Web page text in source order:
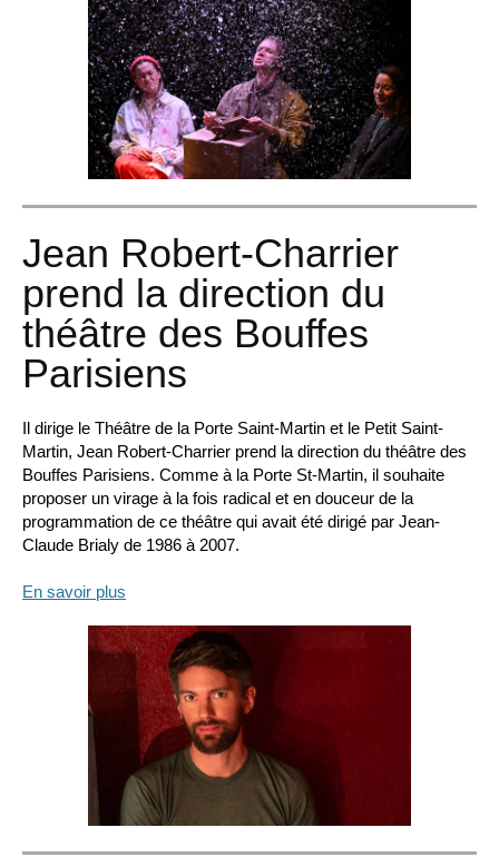
Jean Robert-Charrier
prend la direction du
théâtre des Bouffes
Parisiens
Il dirige le Théâtre de la Porte Saint-Martin et le Petit Saint-
Martin, Jean Robert-Charrier prend la direction du théâtre des
Bouffes Parisiens. Comme à la Porte St-Martin, il souhaite
proposer un virage à la fois radical et en douceur de la
programmation de ce théâtre qui avait été dirigé par Jean-
Claude Brialy de 1986 à 2007.
En savoir plus